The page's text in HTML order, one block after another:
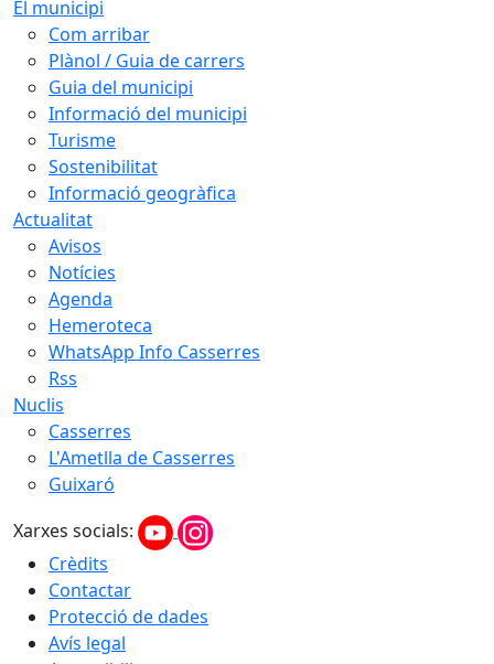
El municipi
Com arribar
Plànol / Guia de carrers
Guia del municipi
Informació del municipi
Turisme
Sostenibilitat
Informació geogràfica
Actualitat
Avisos
Notícies
Agenda
Hemeroteca
WhatsApp Info Casserres
Rss
Nuclis
Casserres
L'Ametlla de Casserres
Guixaró
Xarxes socials:
Crèdits
Contactar
Protecció de dades
Avís legal